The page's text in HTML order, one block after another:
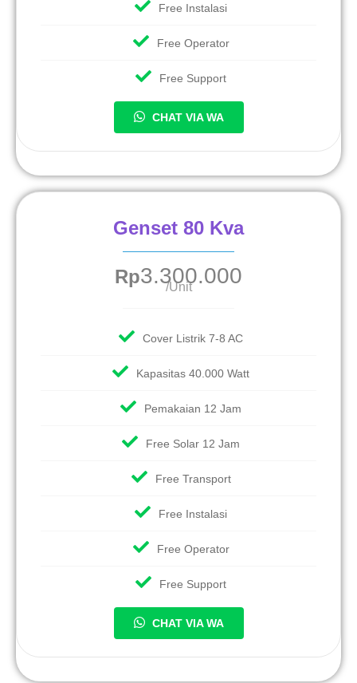
Free Instalasi
Free Operator
Free Support
CHAT VIA WA
Genset 80 Kva
Rp3.300.000
/Unit
Cover Listrik 7-8 AC
Kapasitas 40.000 Watt
Pemakaian 12 Jam
Free Solar 12 Jam
Free Transport
Free Instalasi
Free Operator
Free Support
CHAT VIA WA